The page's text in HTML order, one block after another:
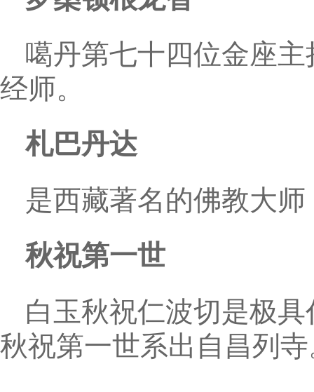
噶丹第七十四位金座
经师。
札巴丹达
是西藏著名的佛教大
秋祝第一世
白玉秋祝仁波切是极
秋祝第一世系出自昌列